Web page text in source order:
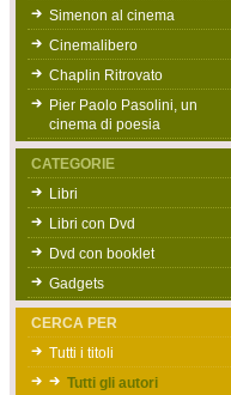
Simenon al cinema
Cinemalibero
Chaplin Ritrovato
Pier Paolo Pasolini, un
cinema di poesia
CATEGORIE
Libri
Libri con Dvd
Dvd con booklet
Gadgets
CERCA PER
Tutti i titoli
Tutti gli autori